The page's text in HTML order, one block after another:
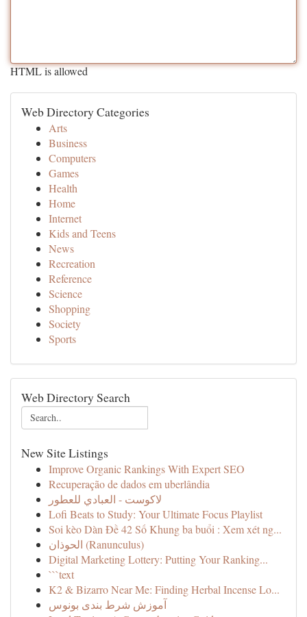
HTML is allowed
Web Directory Categories
Arts
Business
Computers
Games
Health
Home
Internet
Kids and Teens
News
Recreation
Reference
Science
Shopping
Society
Sports
Web Directory Search
New Site Listings
Improve Organic Rankings With Expert SEO
Recuperação de dados em uberlândia
لاكوست - العبادي للعطور
Lofi Beats to Study: Your Ultimate Focus Playlist
Soi kèo Dàn Đề 42 Số Khung ba buổi : Xem xét ng...
الحوذان (Ranunculus)
Digital Marketing Lottery: Putting Your Ranking...
```text
K2 & Bizarro Near Me: Finding Herbal Incense Lo...
آموزش شرط بندی بونوس